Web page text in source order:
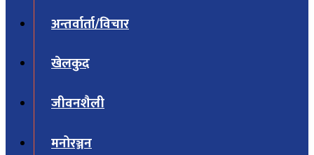
अन्तर्वार्ता/विचार
खेलकुद
जीवनशैली
मनोरञ्जन